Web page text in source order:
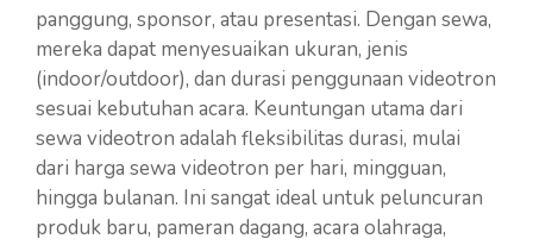
panggung, sponsor, atau presentasi. Dengan sewa,
mereka dapat menyesuaikan ukuran, jenis
(indoor/outdoor), dan durasi penggunaan videotron
sesuai kebutuhan acara. Keuntungan utama dari
sewa videotron adalah fleksibilitas durasi, mulai
dari harga sewa videotron per hari, mingguan,
hingga bulanan. Ini sangat ideal untuk peluncuran
produk baru, pameran dagang, acara olahraga,